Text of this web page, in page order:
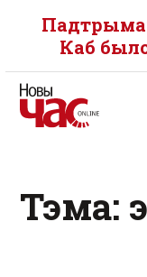
Каб
Тэма: